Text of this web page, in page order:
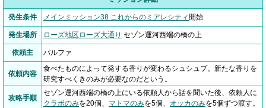
発生条件 メインミッション38 これからのミアレシティ 開始
発生場所 ローズ地区ローズ大通り セゾン運河西端の橋の上
依頼主 パルファ
依頼内容
食べたものによって発する香りが変わるシュシュプ。新たな香りを
研究すべくきのみが必要なのだという。
攻略手順
セゾン運河西端の橋の上にいる依頼人から話を聞いた後、依頼人に
クラボのみを20個、 マトマのみを5個、 オッカのみを5個ずつ渡す。